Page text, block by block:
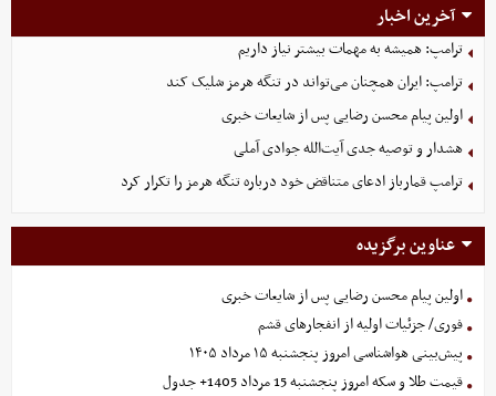
آخرین اخبار
ترامپ: همیشه به مهمات بیشتر نیاز داریم
ترامپ: ایران همچنان می‌تواند در تنگه هرمز شلیک کند
اولین پیام محسن رضایی پس از شایعات خبری
هشدار و توصیه جدی آیت‌الله جوادی آملی
ترامپ قمارباز ادعای متناقض خود درباره تنگه هرمز را تکرار کرد
عناوین برگزیده
اولین پیام محسن رضایی پس از شایعات خبری
فوری/ جزئیات اولیه از انفجارهای قشم
پیش‌بینی هواشناسی امروز پنجشنبه ۱۵ مرداد ۱۴۰۵
قیمت طلا و سکه امروز پنجشنبه 15 مرداد 1405+ جدول